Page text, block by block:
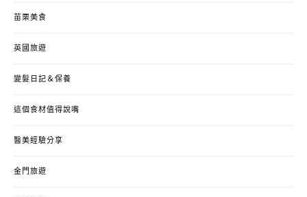
苗栗美食
英國旅遊
變髮日記＆保養
這個食材值得說嘴
醫美經驗分享
金門旅遊